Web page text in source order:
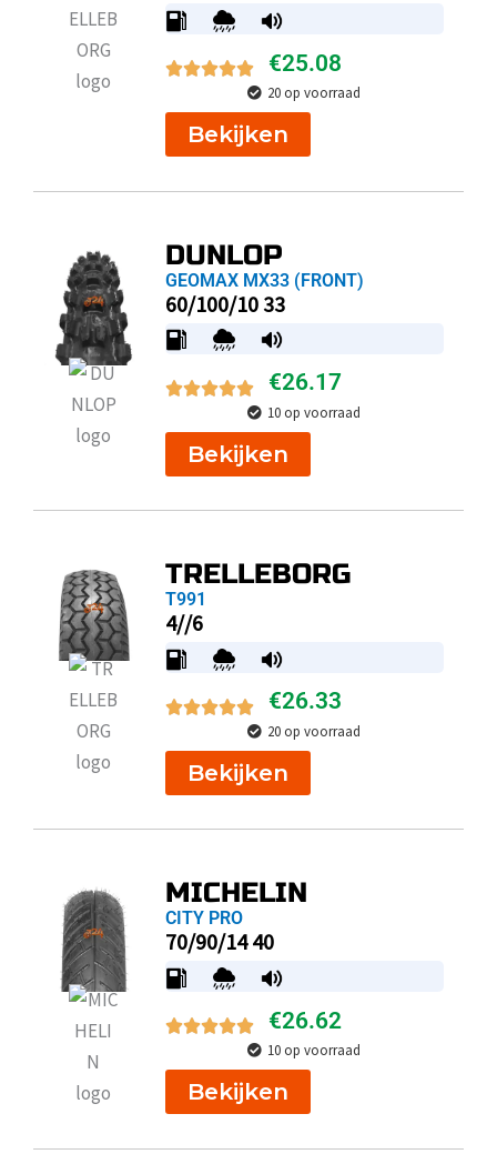
€25.08
20 op voorraad
Bekijken
DUNLOP
GEOMAX MX33 (FRONT)
60/100/10 33
€26.17
10 op voorraad
Bekijken
TRELLEBORG
T991
4//6
€26.33
20 op voorraad
Bekijken
MICHELIN
CITY PRO
70/90/14 40
€26.62
10 op voorraad
Bekijken